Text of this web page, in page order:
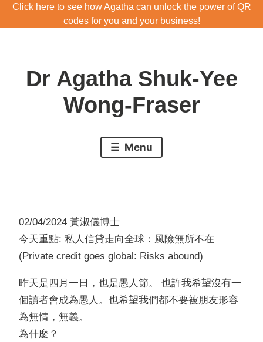
Skip
to
Click here to see how Agatha can unlock the power of QR
codes for you and your business!
codes for you and your business!
Dr Agatha Shuk-Yee
Wong-Fraser
Menu
02/04/2024 黃淑儀博士
今天重點: 私人信貸走向全球：風險無所不在
(Private credit goes global: Risks abound)
昨天是四月一日，也是愚人節。 也許我希望沒有一
個讀者會成為愚人。也希望我們都不要被朋友形容
為無情，無義。
為什麼？